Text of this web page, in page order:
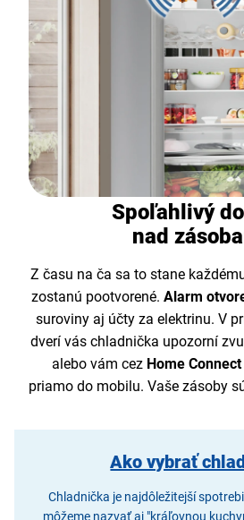
Spoľahlivý
nad
Z času na ča sa to stane
zostanú pootvorené.Alarm
suroviny aj účty za elektrinu. V
dverí vás chladnička upozorní
alebo vám cez Home Connect
priamo do mobilu. Vaše zásoby
Ako vybrať
Chladnička je najdôležitejší
môžeme nazvať aj "kráľovnou